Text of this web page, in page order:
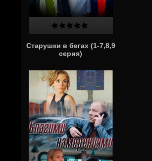
Старушки в бегах (1-7,8,9
серия)